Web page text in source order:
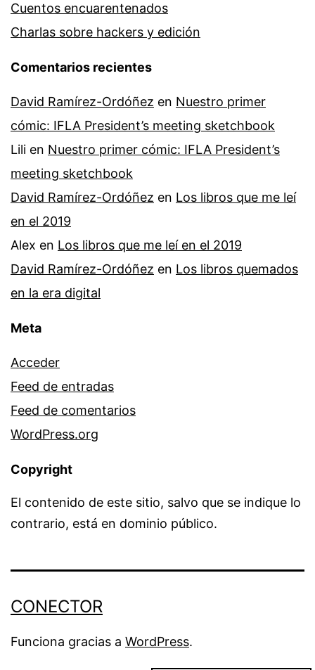
Cuentos encuarentenados
Charlas sobre hackers y edición
Comentarios recientes
David Ramírez-Ordóñez en Nuestro primer
cómic: IFLA President’s meeting sketchbook
Lili en Nuestro primer cómic: IFLA President’s
meeting sketchbook
David Ramírez-Ordóñez en Los libros que me leí
en el 2019
Alex en Los libros que me leí en el 2019
David Ramírez-Ordóñez en Los libros quemados
en la era digital
Meta
Acceder
Feed de entradas
Feed de comentarios
WordPress.org
Copyright
El contenido de este sitio, salvo que se indique lo
contrario, está en dominio público.
CONECTOR
Funciona gracias a WordPress.